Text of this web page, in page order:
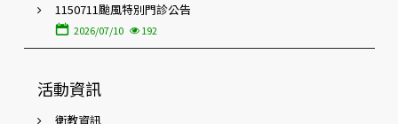
1150711颱風特別門診公告
2026/07/10 192
活動資訊
衛教資訊